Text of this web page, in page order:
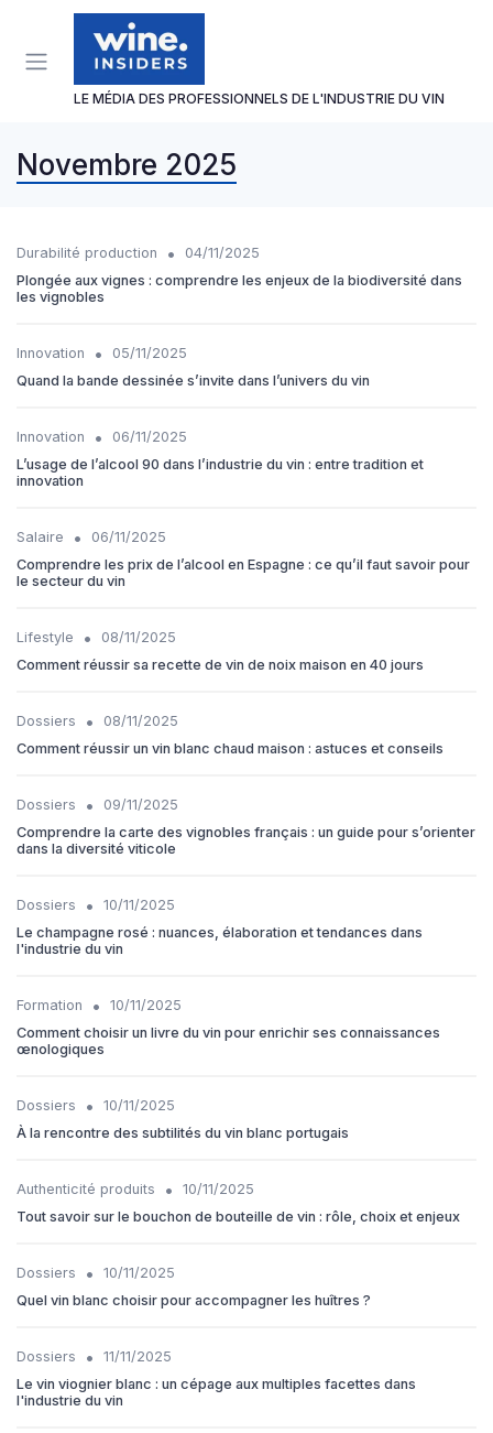
LE MÉDIA DES PROFESSIONNELS DE L'INDUSTRIE DU VIN
Novembre 2025
Durabilité production •
04/11/2025
Plongée aux vignes : comprendre les enjeux de la biodiversité dans
les vignobles
Innovation •
05/11/2025
Quand la bande dessinée s’invite dans l’univers du vin
Innovation •
06/11/2025
L’usage de l’alcool 90 dans l’industrie du vin : entre tradition et
innovation
Salaire •
06/11/2025
Comprendre les prix de l’alcool en Espagne : ce qu’il faut savoir pour
le secteur du vin
Lifestyle •
08/11/2025
Comment réussir sa recette de vin de noix maison en 40 jours
Dossiers •
08/11/2025
Comment réussir un vin blanc chaud maison : astuces et conseils
Dossiers •
09/11/2025
Comprendre la carte des vignobles français : un guide pour s’orienter
dans la diversité viticole
Dossiers •
10/11/2025
Le champagne rosé : nuances, élaboration et tendances dans
l'industrie du vin
Formation •
10/11/2025
Comment choisir un livre du vin pour enrichir ses connaissances
œnologiques
Dossiers •
10/11/2025
À la rencontre des subtilités du vin blanc portugais
Authenticité produits •
10/11/2025
Tout savoir sur le bouchon de bouteille de vin : rôle, choix et enjeux
Dossiers •
10/11/2025
Quel vin blanc choisir pour accompagner les huîtres ?
Dossiers •
11/11/2025
Le vin viognier blanc : un cépage aux multiples facettes dans
l'industrie du vin
Panneau de gestion des cookies